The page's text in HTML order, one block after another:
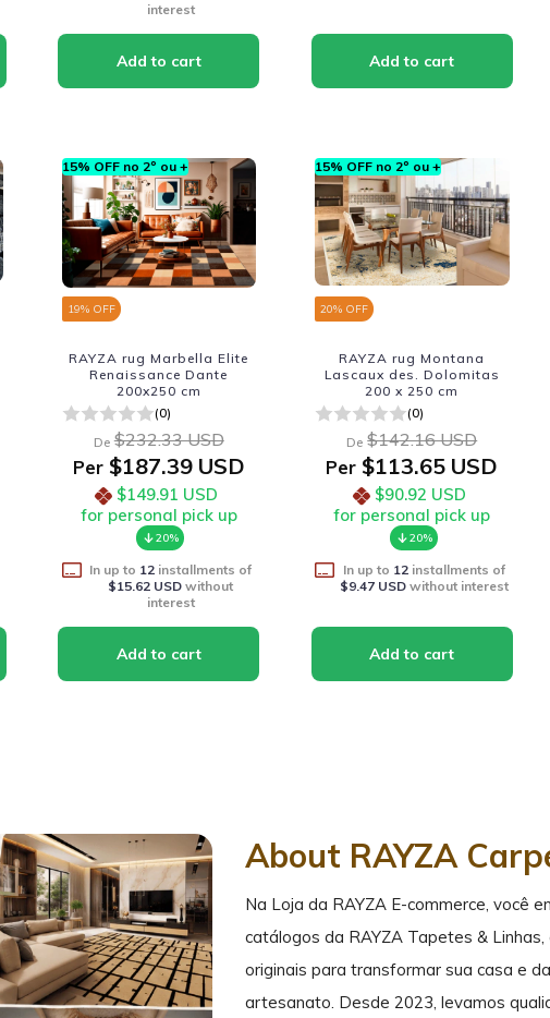
interest
15% OFF no 2º ou +
19% OFF
RAYZA rug Marbella Elite
Renaissance Dante
200x250 cm
(0)
De $232.33 USD
Per$187.39 USD
$149.91 USD
for personal pick up
20%
In up to 12 installments of
$15.62 USD without
interest
15% OFF no 2º ou +
20% OFF
RAYZA rug Montana
Lascaux des. Dolomitas
200 x 250 cm
(0)
De $142.16 USD
Per $113.65 USD
$90.92 USD
for personal pick up
20%
In up to 12installments of
$9.47 USDwithout interest
About RAYZA
Na Loja da RAYZA E-commerce, você
catálogos da RAYZA Tapetes &
originais para transformar sua casa e
artesanato. Desde 2023, levamos